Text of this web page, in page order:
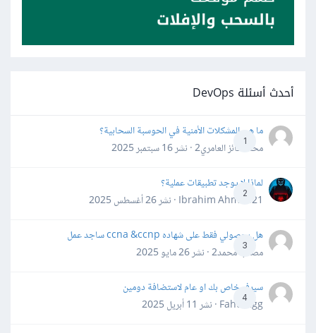
أحدث أسئلة DevOps
1
ما هي المشكلات الأمنية في الحوسبة السحابية؟
محمد فائز العامري2 · نشر
16 سبتمبر 2025
2
لماذا لا يوجد تطبيقات عملية؟
Ibrahim Ahmed21 · نشر
26 أغسطس 2025
3
هل بحصولي فقط على شهاده ccna &ccnp ساجد عمل
مصعب محمد2 · نشر
26 مايو 2025
4
سيرفر خاص بك او عام لاستضافة دومين
Fahd Ggg · نشر
11 أبريل 2025